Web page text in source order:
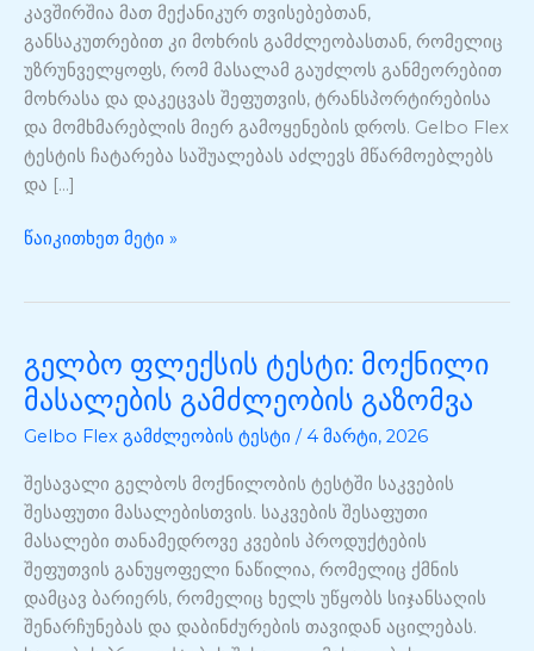
კავშირშია მათ მექანიკურ თვისებებთან,
განსაკუთრებით კი მოხრის გამძლეობასთან, რომელიც
უზრუნველყოფს, რომ მასალამ გაუძლოს განმეორებით
მოხრასა და დაკეცვას შეფუთვის, ტრანსპორტირებისა
და მომხმარებლის მიერ გამოყენების დროს. Gelbo Flex
ტესტის ჩატარება საშუალებას აძლევს მწარმოებლებს
და […]
წაიკითხეთ მეტი »
გელბო ფლექსის ტესტი: მოქნილი
მასალების გამძლეობის გაზომვა
Gelbo Flex გამძლეობის ტესტი / 4 მარტი, 2026
შესავალი გელბოს მოქნილობის ტესტში საკვების
შესაფუთი მასალებისთვის. საკვების შესაფუთი
მასალები თანამედროვე კვების პროდუქტების
შეფუთვის განუყოფელი ნაწილია, რომელიც ქმნის
დამცავ ბარიერს, რომელიც ხელს უწყობს სიჯანსაღის
შენარჩუნებას და დაბინძურების თავიდან აცილებას.
გელბო
ფლექსის
ტესტი:
მოქნილი
მასალების
გამძლეობის
გაზომვა